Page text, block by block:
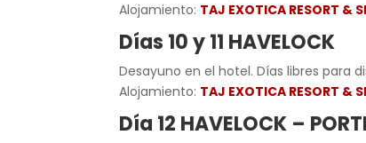
Alojamiento: TAJ EXOTICA RESORT &
Días 10 y 11 HAVELOCK
Desayuno en el hotel. Días libres para
Alojamiento: TAJ EXOTICA RESORT &
Día 12 HAVELOCK –